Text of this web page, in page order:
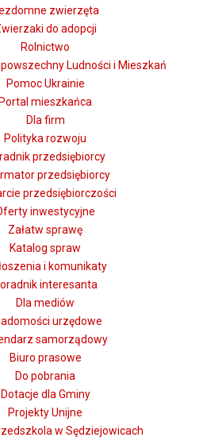
zwierzęta
do adopcji
Rolnictwo
Ludności i Mieszkań
Pomoc Ukrainie
Portal mieszkańca
Dla firm
Polityka rozwoju
przedsiębiorcy
przedsiębiorcy
przedsiębiorczości
inwestycyjne
Załatw sprawę
Katalog spraw
i komunikaty
interesanta
Dla mediów
urzędowe
samorządowy
Biuro prasowe
Do pobrania
Dotacje dla Gminy
Projekty Unijne
w Sędziejowicach